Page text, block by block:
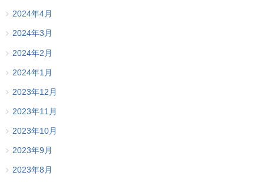
2024年4月
2024年3月
2024年2月
2024年1月
2023年12月
2023年11月
2023年10月
2023年9月
2023年8月